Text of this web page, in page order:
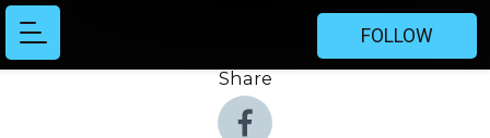
FOLLOW
Share